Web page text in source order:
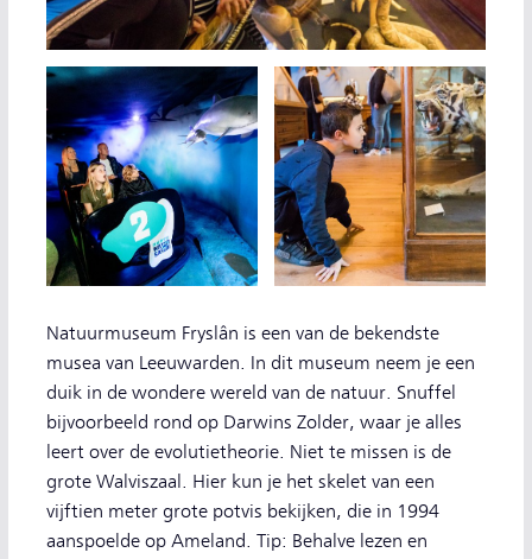
Natuurmuseum Fryslân is een van de bekendste
musea van Leeuwarden. In dit museum neem je een
duik in de wondere wereld van de natuur. Snuffel
bijvoorbeeld rond op Darwins Zolder, waar je alles
leert over de evolutietheorie. Niet te missen is de
grote Walviszaal. Hier kun je het skelet van een
vijftien meter grote potvis bekijken, die in 1994
aanspoelde op Ameland. Tip: Behalve lezen en